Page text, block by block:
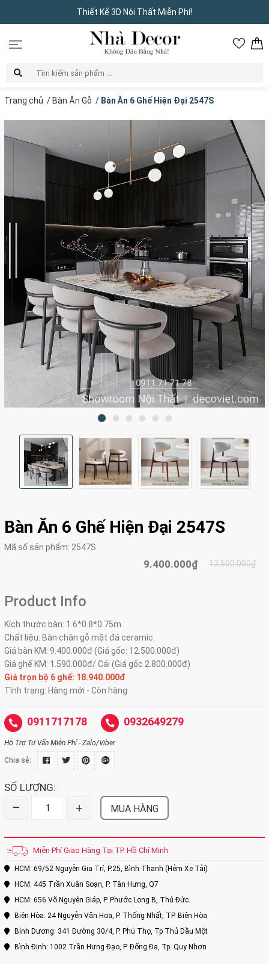
Thiết Kế 3D Nội Thất Miễn Phí!
Trang chủ / Bàn Ăn Gỗ / Bàn Ăn 6 Ghế Hiện Đại 2547S
Bàn Ăn 6 Ghế Hiện Đại 2547S
Mã số sản phẩm: 2547S
9.400.000₫ 12.500.000₫
Product Info
Kích thước bàn: 1.6*0.8*0.75m
Chất liệu: Bàn chân gỗ mặt đá ceramic.
Giá bàn KM: 9.400.000đ (Giá gốc: 12.500.000đ)
Giá ghế KM: 1.590.000đ/ Cái (Giá gốc 2.800.000đ)
Giá trọn bộ 6 ghế: 18.940.000đ
Tình trạng: Hàng mới - Còn hàng.
0911717178 0932649279
Hỗ Trợ Tư Vấn Miễn Phí - Zalo/Viber
Chia sẻ:
SỐ LƯỢNG:
– + MUA HÀNG
Miễn Phí Giao Hàng Tại TP. Hồ Chí Minh
HCM: 69/52 Nguyễn Gia Trí, P.25, Bình Thạnh (Hẻm Xe Tải)
HCM: 445 Trần Xuân Soạn, P. Tân Hưng, Q7
HCM: 656 Võ Nguyên Giáp, P. Phước Long B, Thủ Đức.
Biên Hòa: 24 Nguyễn Văn Hoa, P. Thống Nhất, TP. Biên Hòa
Bình Dương: 341 Đường 30/4, P. Phú Thọ, Tp Thủ Dầu Một
Bình Định: 1002 Trần Hưng Đạo, P. Đống Đa, Tp. Quy Nhơn